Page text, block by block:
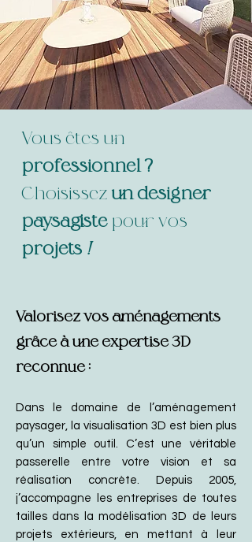
Vous êtes un
professionnel ?
Choisissezun designer
paysagistepour vos
projets!
Valorisez vos aménagements
grâce à une expertise 3D
reconnue :
Dans le domaine de l’aménagement
paysager, la visualisation 3D est bien plus
qu’un simple outil. C’est une véritable
passerelle entre votre vision et sa
réalisation concrète. Depuis 2005,
j’accompagne les entreprises de toutes
tailles dans la modélisation 3D de leurs
projets extérieurs, en mettant à leur